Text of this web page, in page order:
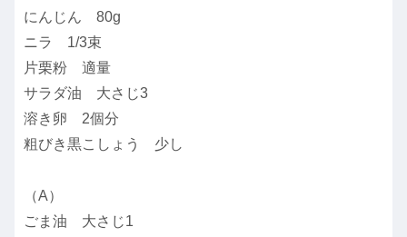
にんじん 80g
ニラ 1/3束
片栗粉 適量
サラダ油 大さじ3
溶き卵 2個分
粗びき黒こしょう 少し
（A）
ごま油 大さじ1